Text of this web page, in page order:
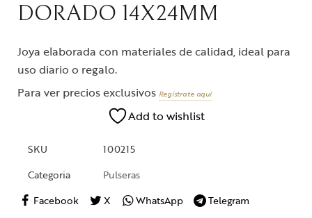
DORADO 14X24MM
Joya elaborada con materiales de calidad, ideal para
uso diario o regalo.
Para ver precios exclusivos Regístrate aquí
Add to wishlist
SKU
100215
Categoria
Pulseras
Facebook
X WhatsApp Telegram